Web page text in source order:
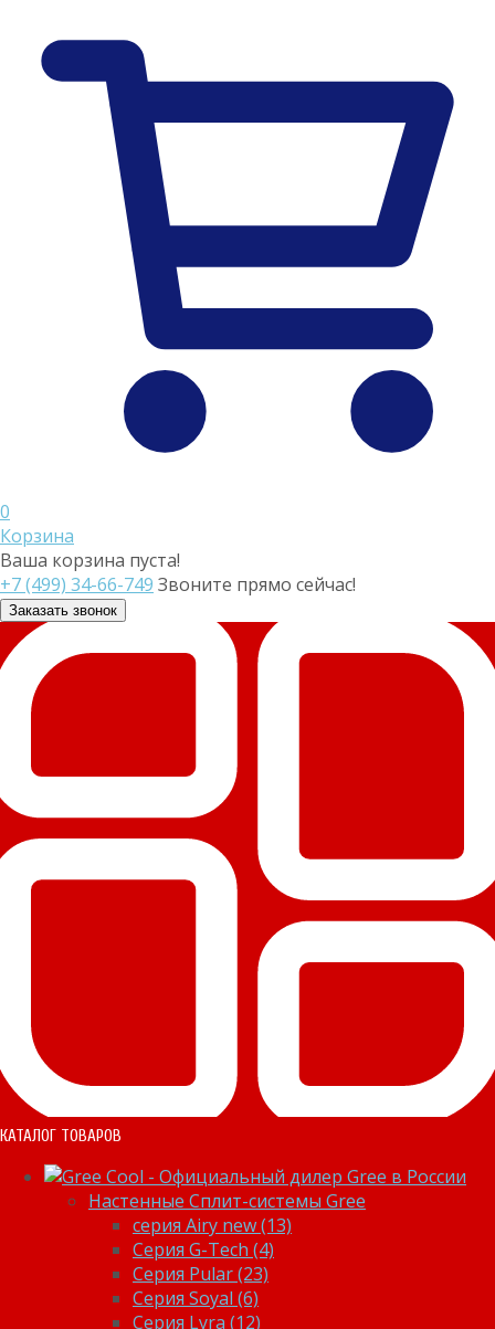
0
Корзина
Ваша корзина пуста!
+7 (499) 34-66-749 Звоните прямо сейчас!
Заказать звонок
КАТАЛОГ ТОВАРОВ
Настенные Сплит-системы Gree
серия Airy new (13)
Серия G-Tech (4)
Серия Pular (23)
Cерия Soyal (6)
Серия Lyra (12)